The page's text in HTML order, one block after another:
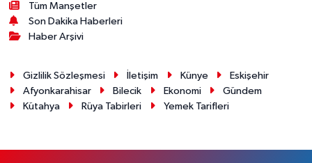
Tüm Manşetler
Son Dakika Haberleri
Haber Arşivi
Gizlilik Sözleşmesi İletişim Künye
Eskişehir
Afyonkarahisar
Bilecik Ekonomi
Gündem
Kütahya
Rüya Tabirleri Yemek Tarifleri